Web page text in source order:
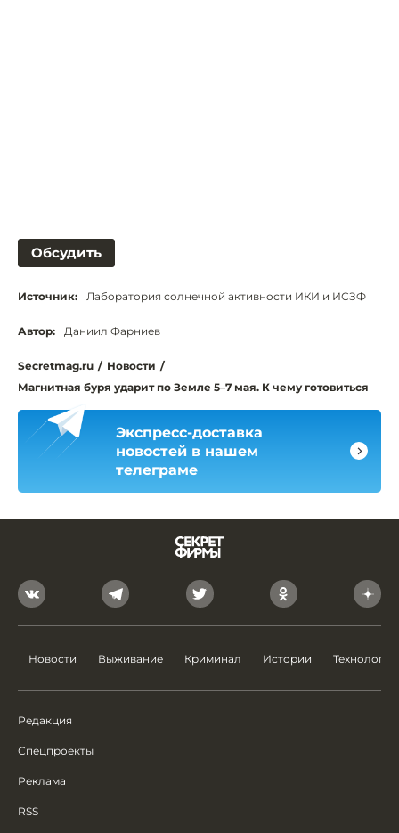
Обсудить
Источник: Лаборатория солнечной активности ИКИ и ИСЗФ
Автор: Даниил Фарниев
Secretmag.ru / Новости /
Магнитная буря ударит по Земле 5–7 мая. К чему готовиться
Экспресс-доставка
новостей в нашем
телеграме
Новости Выживание Криминал Истории Технологии
Редакция
Спецпроекты
Реклама
RSS